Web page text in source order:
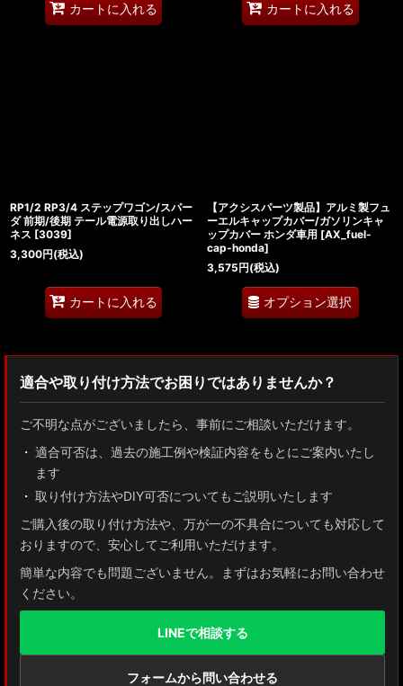
カートに入れる カートに入れる
RP1/2 RP3/4 ステップワゴン/スパー
ダ 前期/後期 テール電源取り出しハー
ネス [3039]
3,300円(税込)
カートに入れる
【アクシスパーツ製品】アルミ製フュ
ーエルキャップカバー/ガソリンキャ
ップカバー ホンダ車用 [AX_fuel-
cap-honda]
3,575円(税込)
オプション選択
適合や取り付け方法でお困りではありませんか？
ご不明な点がございましたら、事前にご相談いただけます。
適合可否は、過去の施工例や検証内容をもとにご案内いたし
ます
取り付け方法やDIY可否についてもご説明いたします
ご購入後の取り付け方法や、万が一の不具合についても対応して
おりますので、安心してご利用いただけます。
簡単な内容でも問題ございません。まずはお気軽にお問い合わせ
ください。
LINEで相談する
フォームから問い合わせる